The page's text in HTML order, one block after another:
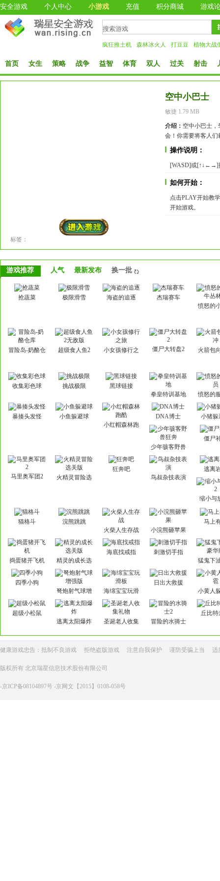
安全游戏 个人中心 小游戏 充值 积分商城 游戏
疯狂推土机 森林冰火人 打豆豆 植物大战
首页 女生 策略 战争 益智 体育 双人 过关 射击
空中小巴士
敏捷 1.79 MB
介绍： 空中小巴士
会！你需要将客人
操作说明：
[WASD]或[↑↓←→]
如何开始：
点击PLAY开始教
开始游戏。
标签：
游戏推荐 人气 最新发布 换一批
抢蔬菜 极限滑雪 海盗的追逐
杰瑞赛车
愤怒的
冒险岛-奶酪仓
超级食人鱼2
小女孩修行之
僵尸大转盘2 火箭包
收集彩色球 挑战极限
黑球链接
拳皇特训基地
愤怒的
暴揍头发怪
小鱼躲避球
小红帽森林跑
DNA博士 小猪躲
少年骇客野兽
僵尸
马里奥军团2
火精灵冒险选
狂奔吧
鸟叔杂技表演
逃离
缩小与
猫格斗
浣熊跳跳
火柴人生存战
小浣熊砸苹果
马上
捣蛋猪开飞机
精灵的成长选
海底找戒指
刺激切手指
猛鬼下
四季小狗
弩炮射气球增
海绵宝宝玩滑
日出大救援
小黄人
超级小松鼠
逃离太阳爆炸
圣诞老人收集
冒险的水骑士
丘比特
健康游戏忠告：抵制不良游戏 拒绝盗版游戏 注意自我保护 谨防受骗上当 适
版权所有 北京瑞星信息技术股份有限公司
-京ICP备08104897号 -京网文【2015】0108-058号